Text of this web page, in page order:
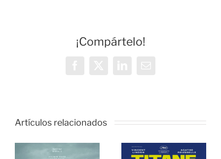
de
Peligrosas
¡Compártelo!
Artículos relacionados